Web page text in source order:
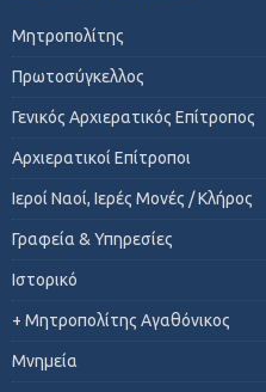
Μητροπολίτης
Πρωτοσύγκελλος
Γενικός Αρχιερατικός Επίτροπος
Αρχιερατικοί Επίτροποι
Ιεροί Ναοί, Ιερές Μονές / Κλήρος
Γραφεία & Υπηρεσίες
Ιστορικό
+ Μητροπολίτης Αγαθόνικος
Μνημεία